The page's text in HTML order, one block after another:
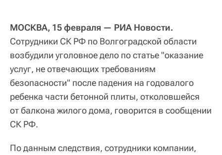
МОСКВА, 15 февраля — РИА Новости.
Сотрудники СК РФ по Волгоградской области
возбудили уголовное дело по статье "оказание
услуг, не отвечающих требованиям
безопасности" после падения на годовалого
ребенка части бетонной плиты, отколовшейся
от балкона жилого дома, говорится в сообщении
СК РФ.
По данным следствия, сотрудники компании,